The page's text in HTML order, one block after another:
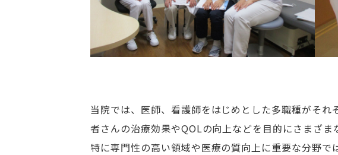
当院では、医師、看護師をはじめとした多職種がそ
者さんの治療効果やQOLの向上などを目的にさまざま
特に専門性の高い領域や医療の質向上に重要な分野